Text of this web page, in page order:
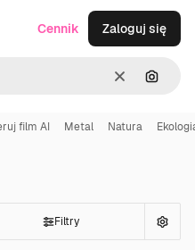
WyczyśćSzukaj
Cennik Zaloguj się
film AI Metal Natura
Filtry